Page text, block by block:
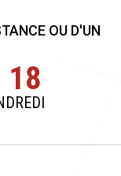
OU D'UN
18